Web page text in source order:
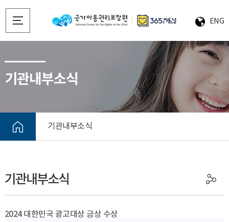
ENG
기관내부소식
기관내부소식
기관내부소식
2024 대한민국 광고대상 금상 수상